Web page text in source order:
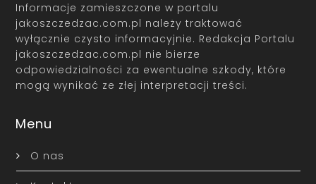
Informacje zamieszczone w portalu
jakoszczedzac.com.pl należy traktować
wyłącznie czysto informacyjnie. Redakcja Portalu
jakoszczedzac.com.pl nie bierze
odpowiedzialności za ewentualne szkody, które
mogą wynikać ze złej interpretacji treści.
Menu
O nas